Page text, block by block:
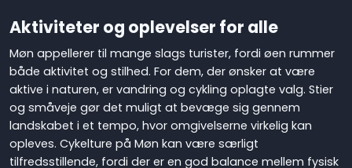
Aktiviteter og oplevelser for alle
Møn appellerer til mange slags turister, fordi øen rummer
både aktivitet og stilhed. For dem, der ønsker at være
aktive i naturen, er vandring og cykling oplagte valg. Stier
og småveje gør det muligt at bevæge sig gennem
landskabet i et tempo, hvor omgivelserne virkelig kan
opleves. Cykelture på Møn kan være særligt
tilfredsstillende, fordi der er en god balance mellem fysisk